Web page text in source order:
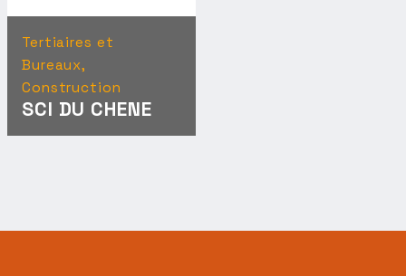
Tertiaires et
Bureaux,
Construction
SCI DU CHENE